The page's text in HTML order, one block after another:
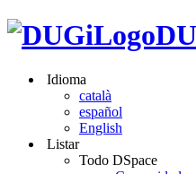
Idioma
català
español
English
Listar
Todo DSpace